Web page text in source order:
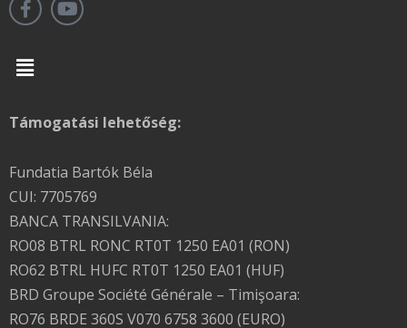
Menu
Támogatási lehetőség:
Fundatia Bartók Béla
CUI: 7705769
BANCA TRANSILVANIA:
RO08 BTRL RONC RT0T 1250 EA01 (RON)
RO62 BTRL HUFC RT0T 1250 EA01 (HUF)
BRD Groupe Société Générale – Timişoara:
RO76 BRDE 360S V070 6758 3600 (EURO)